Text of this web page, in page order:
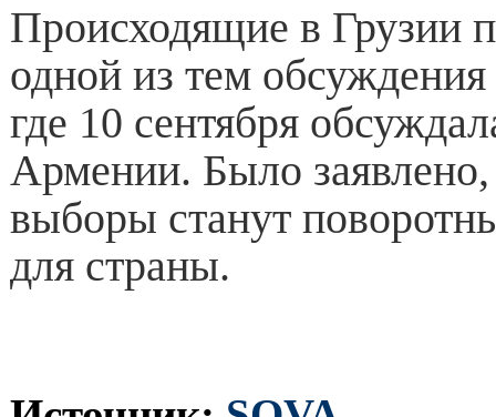
Происходящие в Грузии
одной из тем
где 10 сентября
Армении. Было заявлено,
выборы станут
для страны.